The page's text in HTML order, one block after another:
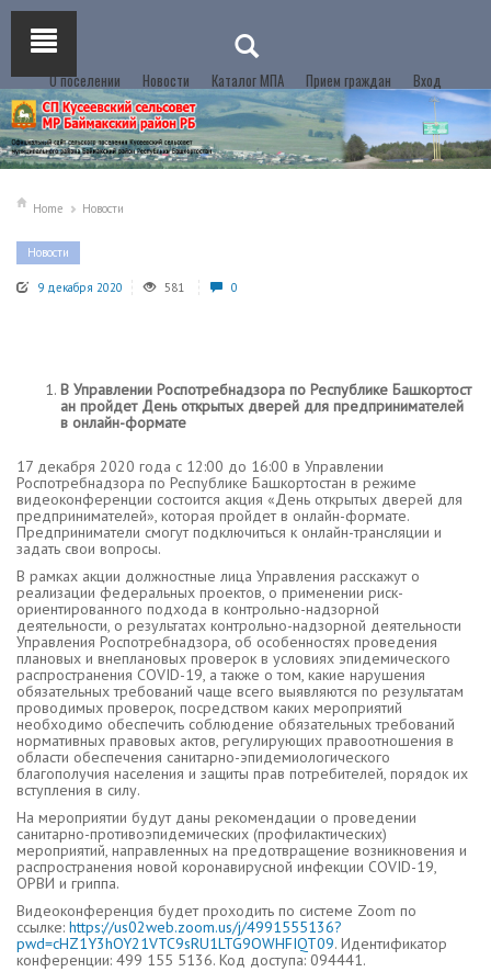
О поселении Новости Каталог МПА Прием граждан Вход
Home Новости
Новости
9 декабря 2020 581 0
В Управлении Роспотребнадзора по Республике Башкортост
ан пройдет День открытых дверей для предпринимателей
в онлайн-формате
17 декабря 2020 года с 12:00 до 16:00 в Управлении
Роспотребнадзора по Республике Башкортостан в режиме
видеоконференции состоится акция «День открытых дверей для
предпринимателей», которая пройдет в онлайн-формате.
Предприниматели смогут подключиться к онлайн-трансляции и
задать свои вопросы.
В рамках акции должностные лица Управления расскажут о
реализации федеральных проектов, о применении риск-
ориентированного подхода в контрольно-надзорной
деятельности, о результатах контрольно-надзорной деятельности
Управления Роспотребнадзора, об особенностях проведения
плановых и внеплановых проверок в условиях эпидемического
распространения COVID-19, а также о том, какие нарушения
обязательных требований чаще всего выявляются по результатам
проводимых проверок, посредством каких мероприятий
необходимо обеспечить соблюдение обязательных требований
нормативных правовых актов, регулирующих правоотношения в
области обеспечения санитарно-эпидемиологического
благополучия населения и защиты прав потребителей, порядок их
вступления в силу.
На мероприятии будут даны рекомендации о проведении
санитарно-противоэпидемических (профилактических)
мероприятий, направленных на предотвращение возникновения и
распространения новой коронавирусной инфекции COVID-19,
ОРВИ и гриппа.
Видеоконференция будет проходить по системе Zoom по
ссылке: https://us02web.zoom.us/j/4991555136?
pwd=cHZ1Y3hOY21VTC9sRU1LTG9OWHFIQT09. Идентификатор
конференции: 499 155 5136. Код доступа: 094441.